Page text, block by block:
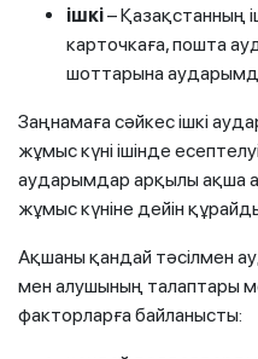
ішкі– Қазақстанның
карточкаға, пошта
шоттарына
Заңнамаға сәйкес ішкі
жұмыс күні ішінде
аударымдар арқылы ақша
жұмыс күніне дейін
Ақшаны қандай тәсілмен
мен алушының талаптары
факторларға байланысты: